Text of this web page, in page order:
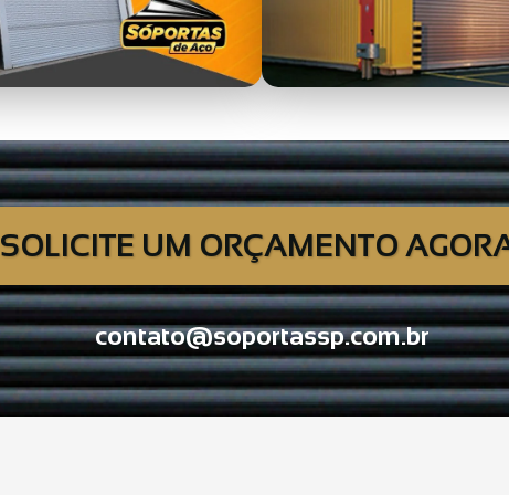
SOLICITE UM ORÇAMENTO
contato@soportassp.com.br